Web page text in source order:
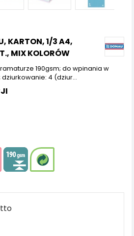
KARTON, 1/3 A4,
MIX KOLORÓW
190gsm; do wpinania w
4 (dziur...